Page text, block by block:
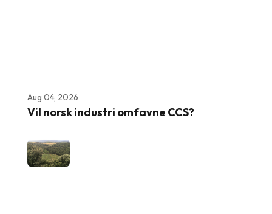
Aug 04, 2026
Vil norsk industri omfavne CCS?